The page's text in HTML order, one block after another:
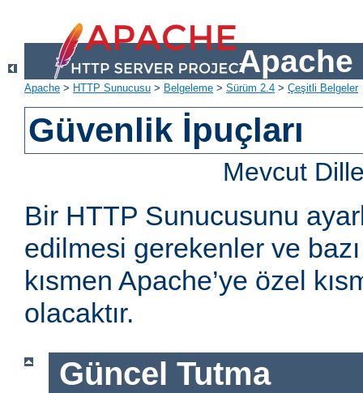
Apache
Apache > HTTP Sunucusu > Belgeleme > Sürüm 2.4 > Çeşitli Belgeler
Güvenlik İpuçları
Mevcut
Bir HTTP Sunucusunu
edilmesi gerekenler ve
kısmen Apache’ye özel
olacaktır.
Güncel Tutma